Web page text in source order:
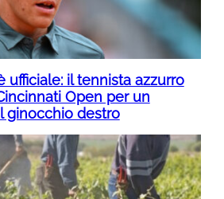
ufficiale: il tennista azzurro
Open per un
ginocchio destro